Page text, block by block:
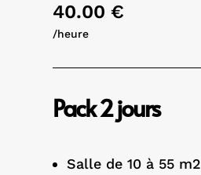
40.00 €
/heure
Pack 2 jours
Salle de 10 à 55 m2